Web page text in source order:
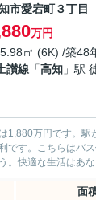
市愛宕町３丁
万円
㎡ (6K) /築48
讃線 「高知 」駅
1,880万円です。
です。こちらはバ
。快適な生活はあ
面